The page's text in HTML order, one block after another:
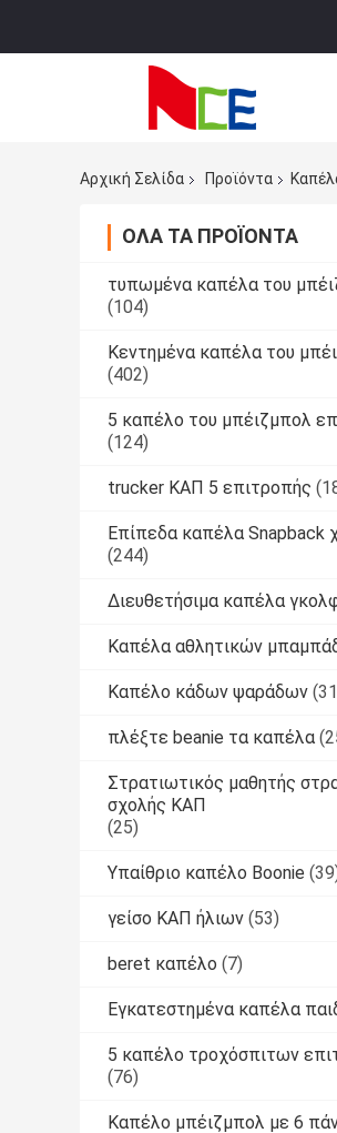
Αρχική Σελίδα
Προϊόντα
ΌΛΑ ΤΑ ΠΡΟΪΌΝΤΑ
τυπωμένα καπέλα του
(104)
Κεντημένα καπέλα του
(402)
5 καπέλο του μπέιζμπολ
(124)
trucker ΚΑΠ 5 επιτροπής
Επίπεδα καπέλα Snapback
(244)
Διευθετήσιμα καπέλα
Καπέλα αθλητικών
Καπέλο κάδων ψαράδων
πλέξτε beanie τα καπέλα
Στρατιωτικός μαθητής
σχολής ΚΑΠ
(25)
Υπαίθριο καπέλο Boonie
γείσο ΚΑΠ ήλιων (53)
beret καπέλο (7)
Εγκατεστημένα καπέλα
5 καπέλο τροχόσπιτων
(76)
Καπέλο μπέιζμπολ με 6